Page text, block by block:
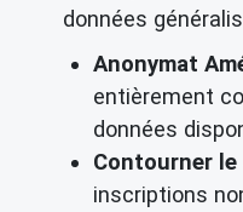
données
Anonymat
entièrement
données
Contourner le
inscriptions